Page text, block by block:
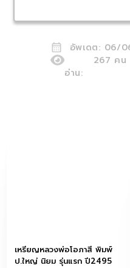
อัพเดต: 06/
อ่าน:
267 คน
เหรียญหลวงพ่อโอภาสี พิมพ์
ป.ใหญ่ นิยม รุ่นแรก ปี2495